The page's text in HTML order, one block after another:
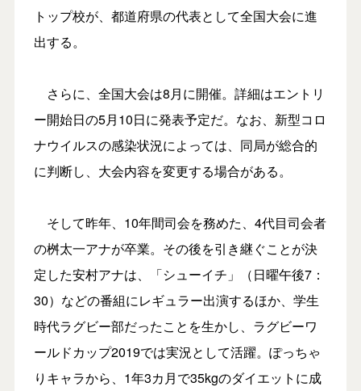
トップ校が、都道府県の代表として全国大会に進
出する。
さらに、全国大会は8月に開催。詳細はエントリ
ー開始日の5月10日に発表予定だ。なお、新型コロ
ナウイルスの感染状況によっては、同局が総合的
に判断し、大会内容を変更する場合がある。
そして昨年、10年間司会を務めた、4代目司会者
の桝太一アナが卒業。その後を引き継ぐことが決
定した安村アナは、「シューイチ」（日曜午後7：
30）などの番組にレギュラー出演するほか、学生
時代ラグビー部だったことを生かし、ラグビーワ
ールドカップ2019では実況として活躍。ぽっちゃ
りキャラから、1年3カ月で35kgのダイエットに成